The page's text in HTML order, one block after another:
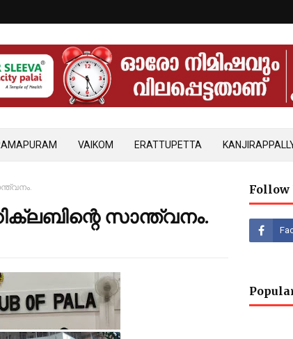
VAIKOM ERATTUPETTA
സാന്ത്വനം.
Follow